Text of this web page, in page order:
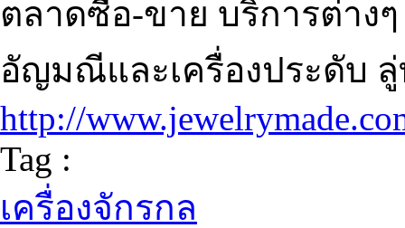
ตลาดซื้อ-ขาย บริการต่าง
อัญมณีและเครื่องประดับ
http://
Tag :
เครื่องจักรกล